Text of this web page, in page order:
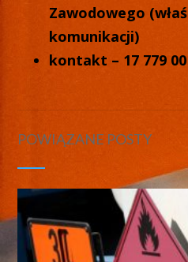
Zawodowego
komunikacji)
kontakt – 17 779 00
POWIĄZANE POSTY